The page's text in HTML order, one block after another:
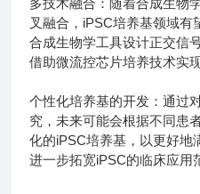
叉融合，iPSC培养基领域有
合成生物学工具设计正交信
借助微流控芯片培养技术实
个性化培养基的开发：通过
究，未来可能会根据不同患
化的iPSC培养基，以更好地
进一步拓宽iPSC的临床应用